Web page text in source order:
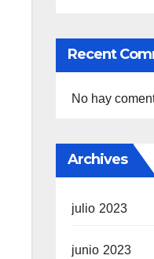
Recent
No hay
Archives
julio 2023
junio 2023